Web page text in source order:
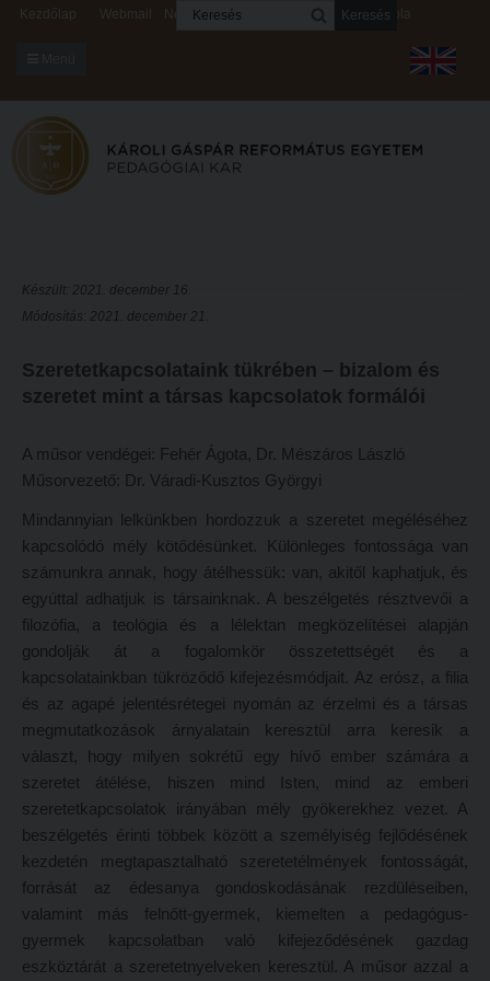
KARUNKRÓL
Dékáni Hivatal
Bizottságok
Hitélet
Hittanoktató- és Kántorképző Intézet
Gyakorlati és Továbbképzési Intézet
Minőségbiztosítás
Oktatóink
Rektori utasítások
Határozatok
Nemzetközi mobilitás
Történeti áttekintés
Hasznos linkek
Református Pedagógiai Intézet
OKTATÁS
Képzési helyszínek
Kezdőlap Webmail Neptun Digitális rendszerek Kapcsolat
Keresés
KARUNKRÓL
A kar vezetése
Bizottságok
Intézetek
Hittanoktató- és Kántorképző Intézet
Pedagógusképző Intézet
Gyakorlati és Továbbképzési Intézet
Minőségbiztosítás
Oktatóink
Szabályzatok
Rektori utasítások
Határozatok
Nemzetközi mobilitás
Történeti áttekintés
Hasznos linkek
Készült: 2021. december 16.
Módosítás: 2021. december 21.
Szeretetkapcsolataink tükrében – bizalom és
szeretet mint a társas kapcsolatok formálói
A műsor vendégei: Fehér Ágota, Dr. Mészáros László
Műsorvezető: Dr. Váradi-Kusztos Györgyi
Mindannyian lelkünkben hordozzuk a szeretet megéléséhez
kapcsolódó mély kötődésünket. Különleges fontossága van
számunkra annak, hogy átélhessük: van, akitől kaphatjuk, és
egyúttal adhatjuk is társainknak. A beszélgetés résztvevői a
filozófia, a teológia és a lélektan megközelítései alapján
gondolják át a fogalomkör összetettségét és a
kapcsolatainkban tükröződő kifejezésmódjait. Az erósz, a filia
és az agapé jelentésrétegei nyomán az érzelmi és a társas
megmutatkozások árnyalatain keresztül arra keresik a
választ, hogy milyen sokrétű egy hívő ember számára a
szeretet átélése, hiszen mind Isten, mind az emberi
szeretetkapcsolatok irányában mély gyökerekhez vezet. A
beszélgetés érinti többek között a személyiség fejlődésének
kezdetén megtapasztalható szeretetélmények fontosságát,
forrását az édesanya gondoskodásának rezdüléseiben,
valamint más felnőtt-gyermek, kiemelten a pedagógus-
gyermek kapcsolatban való kifejeződésének gazdag
eszköztárát a szeretetnyelveken keresztül. A műsor azzal a